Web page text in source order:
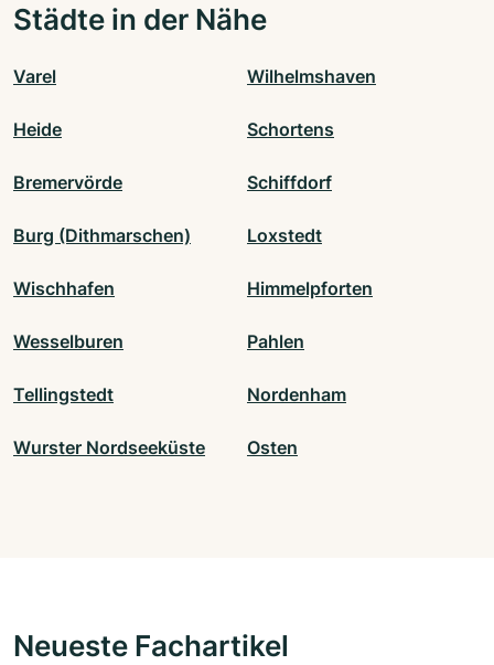
Städte in der Nähe
Varel Wilhelmshaven
Heide Schortens
Bremervörde Schiffdorf
Burg (Dithmarschen) Loxstedt
Wischhafen Himmelpforten
Wesselburen Pahlen
Tellingstedt Nordenham
Wurster Nordseeküste Osten
Neueste Fachartikel